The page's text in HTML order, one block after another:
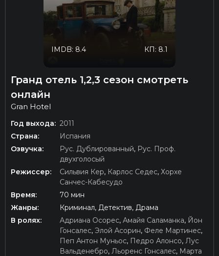
КП: 8.1
IMDB: 8.4
Гранд отель 1,2,3 сезон смотреть
онлайн
Gran Hotel
Год выхода: 2011
Страна:
Испания
Озвучка:
Рус. Дублированный, Рус. Проф.
двухголосый
Режиссер:
Сильвия Кер, Карлос Седес, Хорхе
Санчес-Кабесудо
Время:
70 мин
Жанры:
Криминал, Детектив, Драма
В ролях:
Адриана Осорес, Амайя Саламанка, Йон
Гонсалес, Элой Асорин, Феле Мартинес,
Пеп Антон Муньос, Педро Алонсо, Лус
Вальденебро, Льоренс Гонсалес, Марта